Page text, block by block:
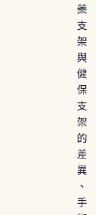
藥
支
架
與
健
保
支
架
的
差
異
、
手